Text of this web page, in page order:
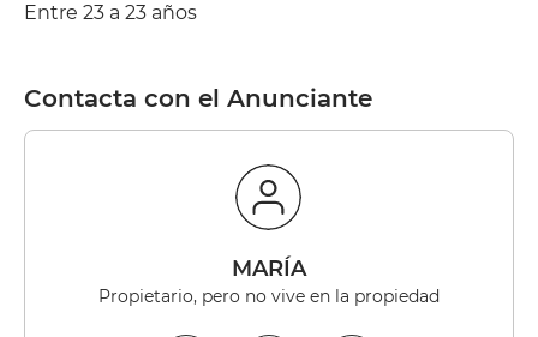
Entre 23 a 23 años
Contacta con el Anunciante
MARÍA
Propietario, pero no vive en la propiedad